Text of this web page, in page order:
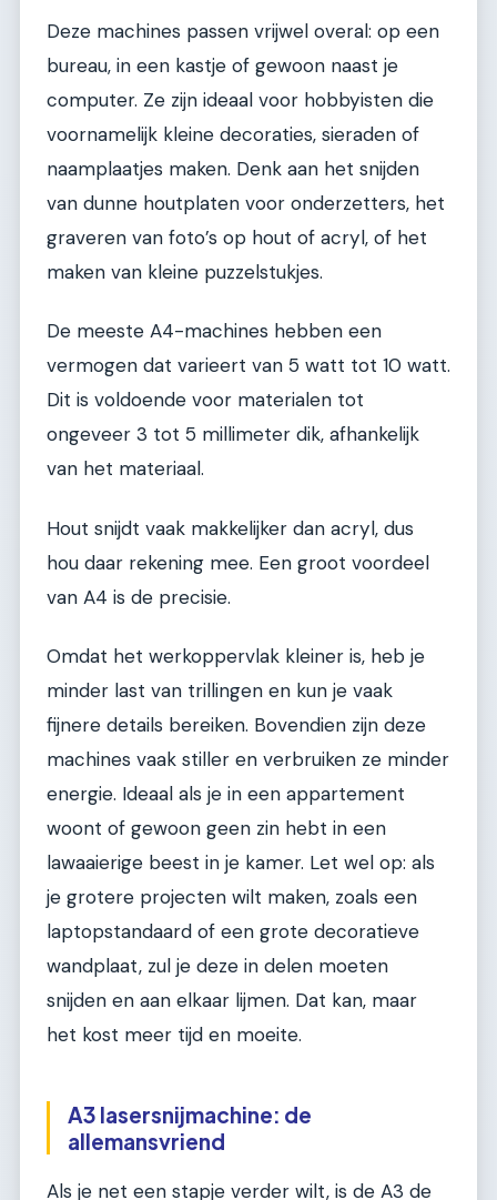
Deze machines passen vrijwel overal: op een
bureau, in een kastje of gewoon naast je
computer. Ze zijn ideaal voor hobbyisten die
voornamelijk kleine decoraties, sieraden of
naamplaatjes maken. Denk aan het snijden
van dunne houtplaten voor onderzetters, het
graveren van foto’s op hout of acryl, of het
maken van kleine puzzelstukjes.
De meeste A4-machines hebben een
vermogen dat varieert van 5 watt tot 10 watt.
Dit is voldoende voor materialen tot
ongeveer 3 tot 5 millimeter dik, afhankelijk
van het materiaal.
Hout snijdt vaak makkelijker dan acryl, dus
hou daar rekening mee. Een groot voordeel
van A4 is de precisie.
Omdat het werkoppervlak kleiner is, heb je
minder last van trillingen en kun je vaak
fijnere details bereiken. Bovendien zijn deze
machines vaak stiller en verbruiken ze minder
energie. Ideaal als je in een appartement
woont of gewoon geen zin hebt in een
lawaaierige beest in je kamer. Let wel op: als
je grotere projecten wilt maken, zoals een
laptopstandaard of een grote decoratieve
wandplaat, zul je deze in delen moeten
snijden en aan elkaar lijmen. Dat kan, maar
het kost meer tijd en moeite.
A3 lasersnijmachine: de
allemansvriend
Als je net een stapje verder wilt, is de A3 de